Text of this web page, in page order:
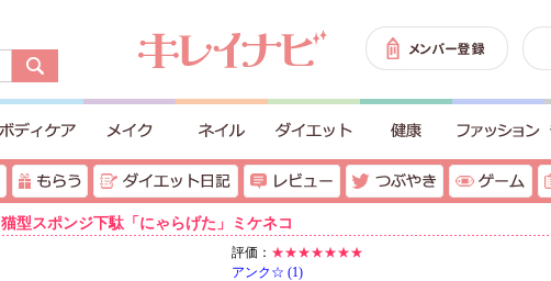
猫型スポンジ下駄「にゃらげた」ミケネコ
評価： ★★★★★★★
アンク☆ (1)